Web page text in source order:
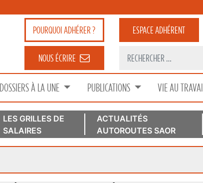
POURQUOIADHÉRER ? ESPACEADHÉRENT
NOUS ÉCRIRE
DOSSIERS À LA UNE PUBLICATIONS VIE AU TRAVAIL
LES GRILLES DE
SALAIRES
ACTUALITÉS
AUTOROUTES SAOR